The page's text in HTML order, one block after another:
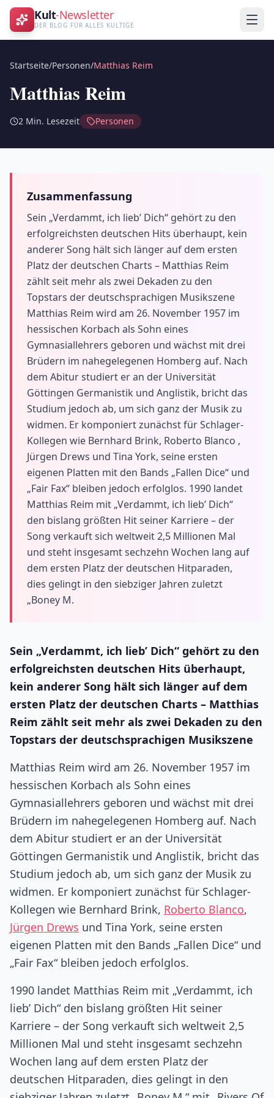
Kult-Newsletter
DER BLOG FÜR ALLES KULTIGE
Startseite/Personen/Matthias Reim
Matthias Reim
2 Min. Lesezeit Personen
Zusammenfassung
Sein „Verdammt, ich lieb’ Dich“ gehört zu den
erfolgreichsten deutschen Hits überhaupt, kein
anderer Song hält sich länger auf dem ersten
Platz der deutschen Charts – Matthias Reim
zählt seit mehr als zwei Dekaden zu den
Topstars der deutschsprachigen Musikszene
Matthias Reim wird am 26. November 1957 im
hessischen Korbach als Sohn eines
Gymnasiallehrers geboren und wächst mit drei
Brüdern im nahegelegenen Homberg auf. Nach
dem Abitur studiert er an der Universität
Göttingen Germanistik und Anglistik, bricht das
Studium jedoch ab, um sich ganz der Musik zu
widmen. Er komponiert zunächst für Schlager-
Kollegen wie Bernhard Brink, Roberto Blanco ,
Jürgen Drews und Tina York, seine ersten
eigenen Platten mit den Bands „Fallen Dice“ und
„Fair Fax“ bleiben jedoch erfolglos. 1990 landet
Matthias Reim mit „Verdammt, ich lieb’ Dich“
den bislang größten Hit seiner Karriere – der
Song verkauft sich weltweit 2,5 Millionen Mal
und steht insgesamt sechzehn Wochen lang auf
dem ersten Platz der deutschen Hitparaden,
dies gelingt in den siebziger Jahren zuletzt
„Boney M.
Sein „Verdammt, ich lieb’ Dich“ gehört zu den
erfolgreichsten deutschen Hits überhaupt,
kein anderer Song hält sich länger auf dem
ersten Platz der deutschen Charts – Matthias
Reim zählt seit mehr als zwei Dekaden zu den
Topstars der deutschsprachigen Musikszene
Matthias Reim wird am 26. November 1957 im
hessischen Korbach als Sohn eines
Gymnasiallehrers geboren und wächst mit drei
Brüdern im nahegelegenen Homberg auf. Nach
dem Abitur studiert er an der Universität
Göttingen Germanistik und Anglistik, bricht das
Studium jedoch ab, um sich ganz der Musik zu
widmen. Er komponiert zunächst für Schlager-
Kollegen wie Bernhard Brink, Roberto Blanco,
Jürgen Drews und Tina York, seine ersten
eigenen Platten mit den Bands „Fallen Dice“ und
„Fair Fax“ bleiben jedoch erfolglos.
1990 landet Matthias Reim mit „Verdammt, ich
lieb’ Dich“ den bislang größten Hit seiner
Karriere – der Song verkauft sich weltweit 2,5
Millionen Mal und steht insgesamt sechzehn
Wochen lang auf dem ersten Platz der
deutschen Hitparaden, dies gelingt in den